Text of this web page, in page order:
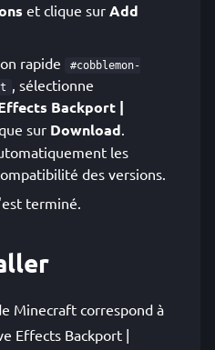
et clique sur Add
rapide
#cobblemon-
, sélectionne
Backport |
sur Download.
les
des versions.
terminé.
Minecraft correspond à
Effects Backport |